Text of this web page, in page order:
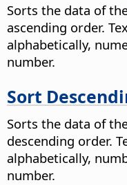
Sorts the data of
ascending order.
alphabetically,
number.
Sort
Sorts the data of
descending order.
alphabetically,
number.